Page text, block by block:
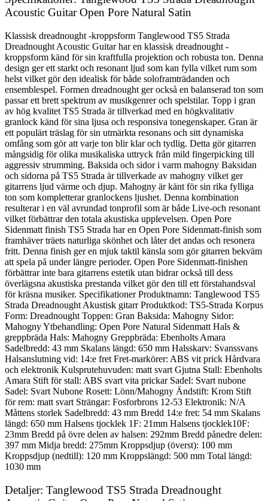
Acoustic Guitar Open Pore Natural Satin
Klassisk dreadnought -kroppsform Tanglewood TS5 Strada
Dreadnought Acoustic Guitar har en klassisk dreadnought -
kroppsform känd för sin kraftfulla projektion och robusta ton. Denna
design ger ett starkt och resonant ljud som kan fylla vilket rum som
helst vilket gör den idealisk för både soloframträdanden och
ensemblespel. Formen dreadnought ger också en balanserad ton som
passar ett brett spektrum av musikgenrer och spelstilar. Topp i gran
av hög kvalitet TS5 Strada är tillverkad med en högkvalitativ
granlock känd för sina ljusa och responsiva tonegenskaper. Gran är
ett populärt träslag för sin utmärkta resonans och sitt dynamiska
omfång som gör att varje ton blir klar och tydlig. Detta gör gitarren
mångsidig för olika musikaliska uttryck från mild fingerpicking till
aggressiv strumming. Baksida och sidor i varm mahogny Baksidan
och sidorna på TS5 Strada är tillverkade av mahogny vilket ger
gitarrens ljud värme och djup. Mahogny är känt för sin rika fylliga
ton som kompletterar granlockens ljushet. Denna kombination
resulterar i en väl avrundad tonprofil som är både Live-och resonant
vilket förbättrar den totala akustiska upplevelsen. Open Pore
Sidenmatt finish TS5 Strada har en Open Pore Sidenmatt-finish som
framhäver träets naturliga skönhet och låter det andas och resonera
fritt. Denna finish ger en mjuk taktil känsla som gör gitarren bekväm
att spela på under längre perioder. Open Pore Sidenmatt-finishen
förbättrar inte bara gitarrens estetik utan bidrar också till dess
överlägsna akustiska prestanda vilket gör den till ett förstahandsval
för kräsna musiker. Specifikationer Produktnamn: Tanglewood TS5
Strada Dreadnought Akustisk gitarr Produktkod: TS5-Strada Korpus
Form: Dreadnought Toppen: Gran Baksida: Mahogny Sidor:
Mahogny Ytbehandling: Open Pore Natural Sidenmatt Hals &
greppbräda Hals: Mahogny Greppbräda: Ebenholts Amara
Sadelbredd: 43 mm Skalans längd: 650 mm Halsskarv: Svanssvans
Halsanslutning vid: 14:e fret Fret-markörer: ABS vit prick Hårdvara
och elektronik Kulsprutehuvuden: matt svart Gjutna Stall: Ebenholts
Amara Stift för stall: ABS svart vita prickar Sadel: Svart nubone
Sadel: Svart Nubone Rosett: Lönn/Mahogny Ändstift: Krom Stift
för rem: matt svart Strängar: Fosforbrons 12-53 Elektronik: N/A
Måttens storlek Sadelbredd: 43 mm Bredd 14:e fret: 54 mm Skalans
längd: 650 mm Halsens tjocklek 1F: 21mm Halsens tjocklek10F:
23mm Bredd på övre delen av halsen: 292mm Bredd pånedre delen:
397 mm Midja bredd: 275mm Kroppsdjup (överst): 100 mm
Kroppsdjup (nedtill): 120 mm Kroppslängd: 500 mm Total längd:
1030 mm
Detaljer: Tanglewood TS5 Strada Dreadnought